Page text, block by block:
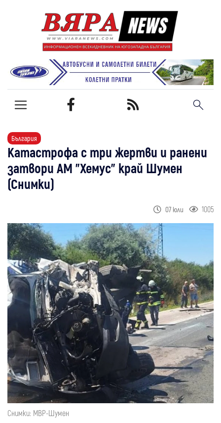
България
Катастрофа с три жертви и ранени
затвори АМ "Хемус" край Шумен
(Снимки)
07 юли 1005
Снимки: МВР-Шумен